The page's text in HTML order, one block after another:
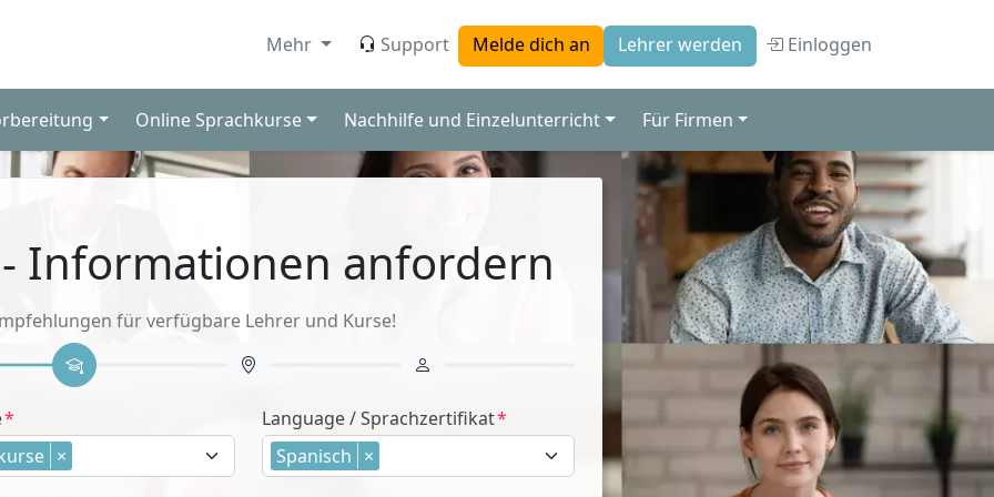
Mehr Support Melde dich an Lehrer werden Einloggen
Online Sprachkurse Nachhilfe und Einzelunterricht Für Firmen
Informationen anfordern
für verfügbare Lehrer und Kurse!
×
Language / Sprachzertifikat
Spanisch ×